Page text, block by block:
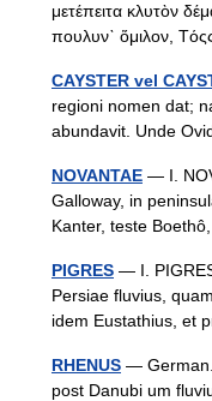
μετέπειτα κλυτὸν
πουλυν` ὅμιλον,
CAYSTER vel
regioni nomen dat;
abundavit. Unde
NOVANTAE — I.
Galloway, in
Kanter, teste
PIGRES — I.
Persiae fluvius,
idem Eustathius,
RHENUS — German.
post Danubi um